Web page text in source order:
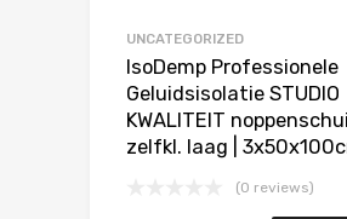
UNCATEGORIZED
IsoDemp Professionele
Geluidsisolatie STUDIO
KWALITEIT
zelfkl. laag |
(0 reviews)